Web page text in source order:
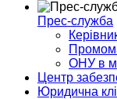
Прес-служба
ОНУ в
Центр
Юридична